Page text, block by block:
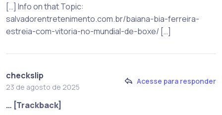
[…] Info on that Topic:
salvadorentretenimento.com.br/baiana-bia-ferreira-
estreia-com-vitoria-no-mundial-de-boxe/ […]
checkslip
23 de agosto de 2025
Acesse para responder
… [Trackback]